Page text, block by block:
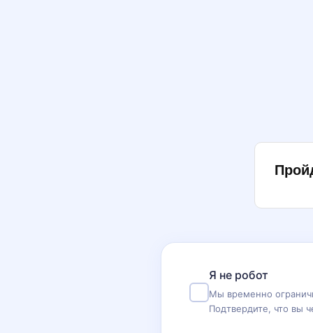
Я не робот
Мы временно
Подтвердите, что вы